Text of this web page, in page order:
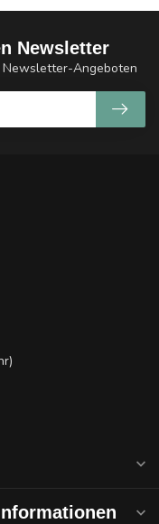
Newsletter
Newsletter-Angeboten